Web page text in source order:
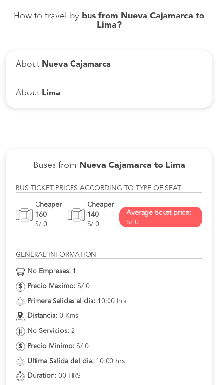
How to travel by bus from Nueva Cajamarca to
Lima?
About Nueva Cajamarca
About Lima
Buses from Nueva Cajamarca to Lima
BUS TICKET PRICES ACCORDING TO TYPE OF SEAT
Cheaper
160
S/ 0
Cheaper
140
S/ 0
Average ticket price:
S/ 0
GENERAL INFORMATION
No Empresas: 1
Precio Maximo: S/ 0
Primera Salidas al dia: 10:00 hrs
Distancia: 0 Kms
No Servicios: 2
Precio Minimo: S/ 0
Ultima Salida del dia: 10:00 hrs
Duration: 00 HRS